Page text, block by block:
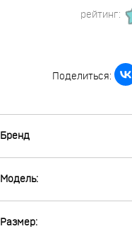
рейтинг:
Поделиться:
Бренд
Модель:
Размер: